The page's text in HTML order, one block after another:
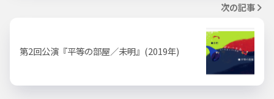
次の記事
第2回公演『平等の部屋／未明』(2019年)